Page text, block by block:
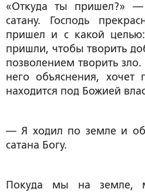
«Откуда ты пришел?» —
сатану. Господь
пришел и с какой
пришли, чтобы творить
позволением творить
него объяснения, хочет
находится под Божией
— Я ходил по земле и
сатана Богу.
Покуда мы на земле,